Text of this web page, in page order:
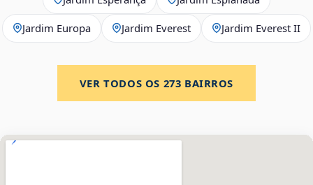
Jardim Europa Jardim Everest Jardim Everest II
VER TODOS OS 273 BAIRROS